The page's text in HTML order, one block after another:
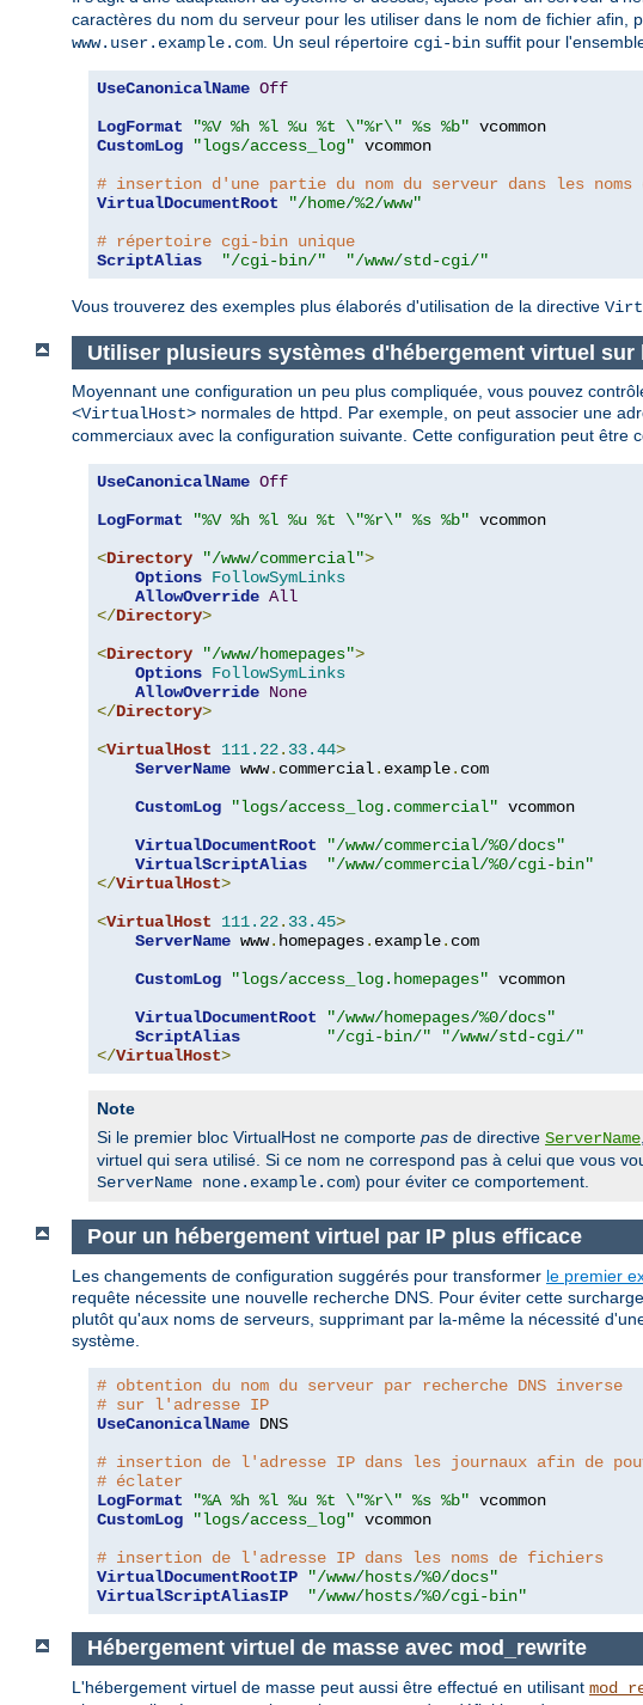
caractères du nom du serveur pour les utiliser dans le nom de fichier afin,
www.user.example.com . Un seul répertoire cgi-bin suffit pour
UseCanonicalName Off
LogFormat
"%V %h %l %u %t \"%r\" %s %b"
CustomLog
"logs/access_log" vcommon
# insertion d'une partie du nom du serveur dans les
VirtualDocumentRoot
"/home/%2/www"
# répertoire cgi-bin unique
ScriptAlias
"/cgi-bin/" "/www/std-cgi/"
Vous trouverez des exemples plus élaborés d'utilisation de la directive
Utiliser plusieurs systèmes d'hébergement virtuel sur
Moyennant une configuration un peu plus compliquée, vous pouvez
<VirtualHost> normales de httpd. Par exemple, on peut associer une
commerciaux avec la configuration suivante. Cette configuration peut être
UseCanonicalName Off
LogFormat
"%V %h %l %u %t \"%r\" %s %b" vcommon
<Directory "/www/commercial">
Options FollowSymLinks
AllowOverride All
</Directory>
<Directory "/www/homepages">
Options FollowSymLinks
AllowOverride None
</Directory>
<VirtualHost 111.22. 33.44>
ServerName www. commercial. example. com
CustomLog
"logs/access_log.commercial" vcommon
VirtualDocumentRoot
"/www/commercial/%0/docs"
VirtualScriptAlias
"/www/commercial/%0/cgi-bin"
</VirtualHost>
<VirtualHost 111.22. 33.45>
ServerName www. homepages. example. com
CustomLog
"logs/access_log.homepages" vcommon
VirtualDocumentRoot
"/www/homepages/%0/docs"
ScriptAlias
"/cgi-bin/"
"/www/std-cgi/"
</VirtualHost>
Note
Si le premier bloc VirtualHost ne comporte pas de directive ServerName
virtuel qui sera utilisé. Si ce nom ne correspond pas à celui que vous
ServerName none.example.com) pour éviter ce comportement.
Pour un hébergement virtuel par IP plus efficace
Les changements de configuration suggérés pour transformer le premier
requête nécessite une nouvelle recherche DNS. Pour éviter cette
plutôt qu'aux noms de serveurs, supprimant par la-même la nécessité
système.
# obtention du nom du serveur par recherche DNS inverse
# sur l'adresse IP
UseCanonicalName DNS
# insertion de l'adresse IP dans les journaux afin de
# éclater
LogFormat
"%A %h %l %u %t \"%r\" %s %b"
CustomLog
"logs/access_log" vcommon
# insertion de l'adresse IP dans les noms de fichiers
VirtualDocumentRootIP
"/www/hosts/%0/docs"
VirtualScriptAliasIP
"/www/hosts/%0/cgi-bin"
Hébergement virtuel de masse avec mod_rewrite
L'hébergement virtuel de masse peut aussi être effectué en utilisant